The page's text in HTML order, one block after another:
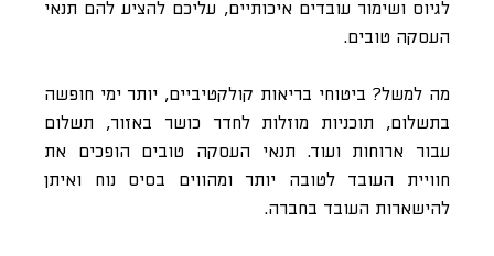
לגיוס ושימור עובדים איכותיים, עליכם להציע להם תנאי
העסקה טובים.
מה למשל? ביטוחי בריאות קולקטיביים, יותר ימי חופשה
בתשלום, תוכניות מוזלות לחדר כושר באזור, תשלום
עבור ארוחות ועוד. תנאי העסקה טובים הופכים את
חוויית העובד לטובה יותר ומהווים בסיס נוח ואיתן
להישארות העובד בחברה.